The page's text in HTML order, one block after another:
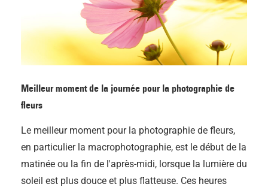
Meilleur moment de la journée pour la photographie de
fleurs
Le meilleur moment pour la photographie de fleurs,
en particulier la macrophotographie, est le début de la
matinée ou la fin de l'après-midi, lorsque la lumière du
soleil est plus douce et plus flatteuse. Ces heures